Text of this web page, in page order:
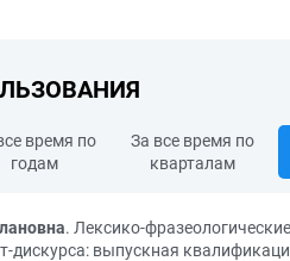
время по
годам
За все время по
кварталам
. Лексико-
дискурса: выпускная